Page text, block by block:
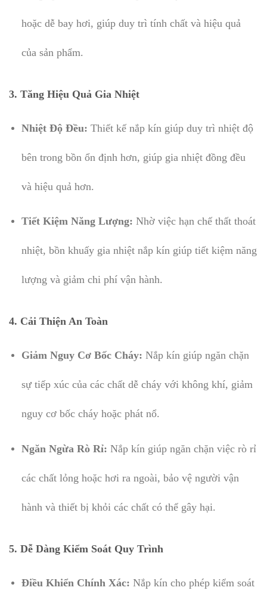
hoặc dễ bay hơi, giúp duy trì tính chất và hiệu quả
của sản phẩm.
3. Tăng Hiệu Quả Gia Nhiệt
Nhiệt Độ Đều: Thiết kế nắp kín giúp duy trì nhiệt độ
bên trong bồn ổn định hơn, giúp gia nhiệt đồng đều
và hiệu quả hơn.
Tiết Kiệm Năng Lượng: Nhờ việc hạn chế thất thoát
nhiệt, bồn khuấy gia nhiệt nắp kín giúp tiết kiệm năng
lượng và giảm chi phí vận hành.
4. Cải Thiện An Toàn
Giảm Nguy Cơ Bốc Cháy: Nắp kín giúp ngăn chặn
sự tiếp xúc của các chất dễ cháy với không khí, giảm
nguy cơ bốc cháy hoặc phát nổ.
Ngăn Ngừa Rò Rỉ: Nắp kín giúp ngăn chặn việc rò rỉ
các chất lỏng hoặc hơi ra ngoài, bảo vệ người vận
hành và thiết bị khỏi các chất có thể gây hại.
5. Dễ Dàng Kiểm Soát Quy Trình
Điều Khiển Chính Xác: Nắp kín cho phép kiểm soát